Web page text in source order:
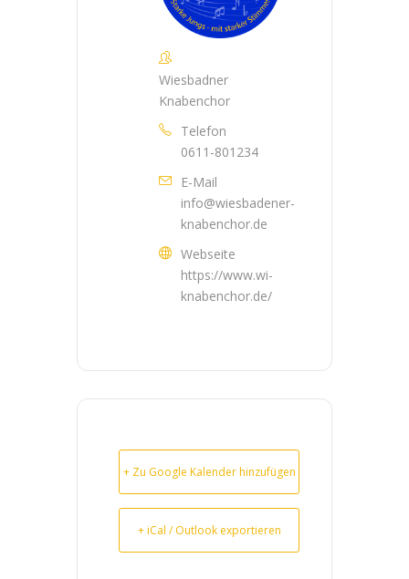
Wiesbadner
Knabenchor
Telefon
0611-801234
E-Mail
info@wiesbadener-
knabenchor.de
Webseite
https://www.wi-
knabenchor.de/
+ Zu Google Kalender hinzufügen
+ iCal / Outlook exportieren